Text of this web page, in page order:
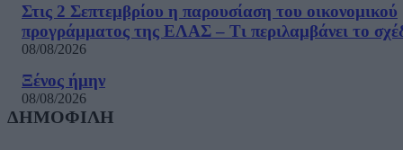
Στις 2 Σεπτεμβρίου η παρουσίαση του οικονομικού
προγράμματος της ΕΛΑΣ – Τι περιλαμβάνει το
08/08/2026
Ξένος ήμην
08/08/2026
ΔΗΜΟΦΙΛΗ